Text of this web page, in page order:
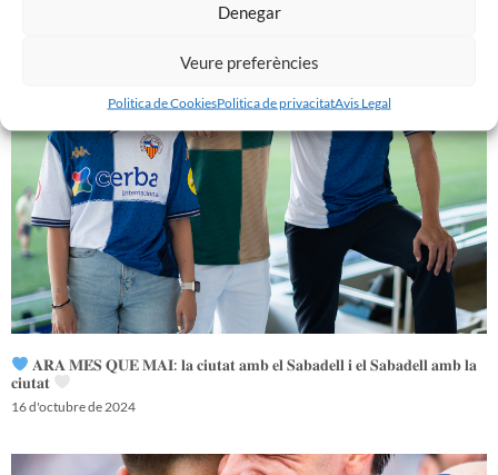
Denegar
Veure preferències
Politica de CookiesPolitica de privacitatAvis Legal
𝑽𝒆𝒏𝒊𝒎 𝒅’𝒖𝒏𝒂 𝒈𝒓𝒂𝒏 𝒃𝒂𝒕𝒂𝒍𝒍𝒂…𝒊 𝒂𝒏𝒆𝒎 𝒂 𝒑𝒆𝒓 𝒍𝒂 𝒔𝒆𝒈𝒖̈𝒆𝒏𝒕
𝐀𝐑𝐀 𝐌𝐄́𝐒 𝐐𝐔𝐄 𝐌𝐀𝐈: 𝐥𝐚 𝐜𝐢𝐮𝐭𝐚𝐭 𝐚𝐦𝐛 𝐞𝐥 𝐒𝐚𝐛𝐚𝐝𝐞𝐥𝐥 𝐢 𝐞𝐥 𝐒𝐚𝐛𝐚𝐝𝐞𝐥𝐥 𝐚𝐦𝐛 𝐥𝐚
𝐜𝐢𝐮𝐭𝐚𝐭
16 d'octubre de 2024